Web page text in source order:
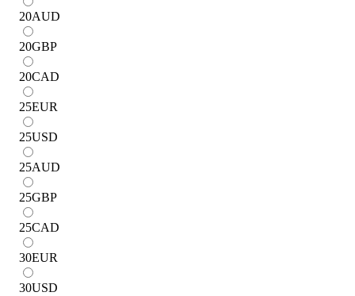
20AUD
20GBP
20CAD
25EUR
25USD
25AUD
25GBP
25CAD
30EUR
30USD